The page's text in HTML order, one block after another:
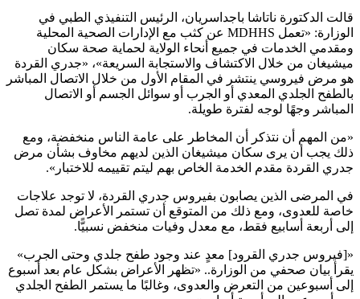
قالت الدكتورة ناتاشا باجداسريان، الرئيس التنفيذي الطبي في
الوزارة: «
تعمل MDHHS عن كثب مع الإدارات الصحية المحلية
ومقدمي الخدمات في جميع أنحاء الولاية لحماية صحة سكان
ميشيغان من خلال الاكتشاف والاستجابة السريعة»، «جدري القردة
هو مرض فيروسي ينتشر في المقام الأول من خلال الاتصال المباشر
بالطفح الجلدي المعدي أو الجرب أو سوائل الجسم أو الاتصال
المباشر وجهًا لوجه لفترة طويلة.
«من المهم أن نتذكر أن المخاطر على عامة الناس منخفضة، ومع
ذلك يجب أن يرى سكان ميشيغان الذين لديهم مخاوف بشأن مرض
جدري القردة مقدم الخدمة الخاص بهم ليتم تقييمه للاختبار »
.
في المرضى الذين يصابون بفيروس جدري القردة، لا توجد علاجات
خاصة للعدوى، ومع ذلك من المتوقع أن تستمر الأعراض لمدة تصل
إلى أربعة أسابيع فقط، مع معدل وفيات منخفض نسبيًّا.
«[فيروس جدري القرود] معدٍ عند وجود طفح جلدي وحتى الجرب»
يقرأ بيان صحفي من الوزارة.. «تظهر الأعراض بشكل عام بعد أسبوع
إلى أسبوعين من التعرض والعدوى، وغالبًا ما يستمر الطفح الجلدي